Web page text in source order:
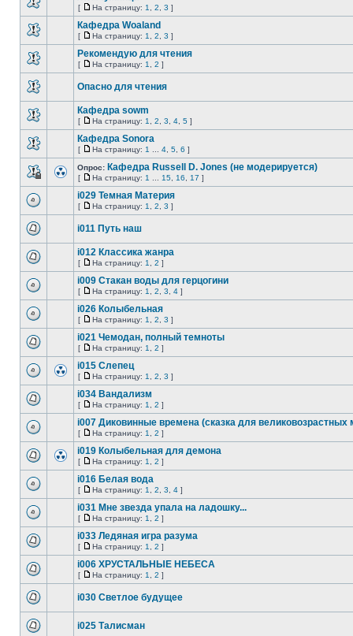
[ На страницу: 1 2 3 ]
Кафедра Woaland
[ На страницу: 1 2 3 ]
Рекомендую для чтения
[ На страницу: 1 2 ]
Опасно для чтения
Кафедра sowm
[ На страницу: 1 2 3 4 5 ]
Кафедра Sonora
[ На страницу: 1 4 5 6 ]
Опрос: Кафедра Russell D. Jones (не модерируется)
[ На страницу: 1 15 16 17 ]
i029 Темная Материя
[ На страницу: 1 2 3 ]
i011 Путь наш
i012 Классика жанра
[ На страницу: 1 2 ]
i009 Стакан воды для герцогини
[ На страницу: 1 2 3 4 ]
i026 Колыбельная
[ На страницу: 1 2 3 ]
i021 Чемодан, полный темноты
[ На страницу: 1 2 ]
i015 Слепец
[ На страницу: 1 2 3 ]
i034 Вандализм
[ На страницу: 1 2 ]
i007 Диковинные времена (сказка для великовозрастных
[ На страницу: 1 2 ]
i019 Колыбельная для демона
[ На страницу: 1 2 ]
i016 Белая вода
[ На страницу: 1 2 3 4 ]
i031 Мне звезда упала на ладошку...
[ На страницу: 1 2 ]
i033 Ледяная игра разума
[ На страницу: 1 2 ]
i006 ХРУСТАЛЬНЫЕ НЕБЕСА
[ На страницу: 1 2 ]
i030 Светлое будущее
i025 Талисман